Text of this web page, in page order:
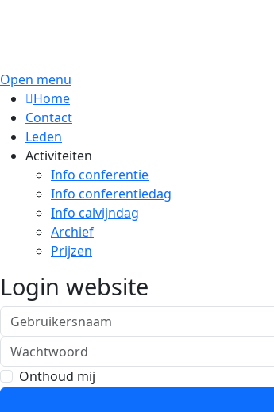
Open menu
Home
Contact
Leden
Activiteiten
Info conferentie
Info conferentiedag
Info calvijndag
Archief
Prijzen
Login website
Gebruikersnaam
Wachtwoord
Onthoud mij